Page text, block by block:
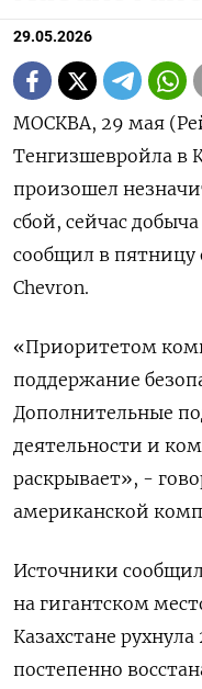
29.05.2026
МОСКВА, 29 мая
Тенгизшевройла ‌в
произошел
сбой, ​сейчас
сообщил ⁠в пятницу
Chevron.
«Приоритетом
поддержание
Дополнительные
‌деятельности и
раскрывает», -
американской
Источники
на гигантском
Казахстане
постепенно